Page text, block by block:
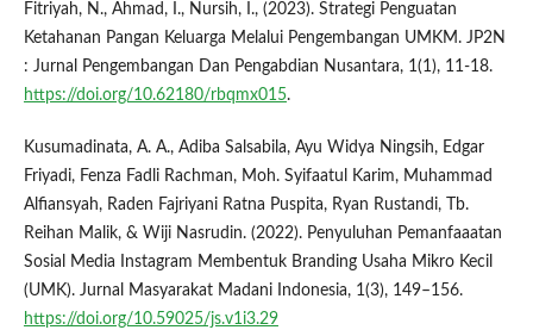
Fitriyah, N., Ahmad, I., Nursih, I., (2023). Strategi Penguatan
Ketahanan Pangan Keluarga Melalui Pengembangan UMKM. JP2N
: Jurnal Pengembangan Dan Pengabdian Nusantara, 1(1), 11-18.
https://doi.org/10.62180/rbqmx015.
Kusumadinata, A. A., Adiba Salsabila, Ayu Widya Ningsih, Edgar
Friyadi, Fenza Fadli Rachman, Moh. Syifaatul Karim, Muhammad
Alfiansyah, Raden Fajriyani Ratna Puspita, Ryan Rustandi, Tb.
Reihan Malik, & Wiji Nasrudin. (2022). Penyuluhan Pemanfaaatan
Sosial Media Instagram Membentuk Branding Usaha Mikro Kecil
(UMK). Jurnal Masyarakat Madani Indonesia, 1(3), 149–156.
https://doi.org/10.59025/js.v1i3.29